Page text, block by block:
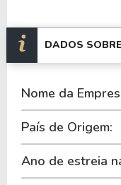
últimos 12 meses
3,04%.
P1LD34, ou pode
do tickerPLD.
DADOS
Nome da
País de Origem:
Ano de estreia